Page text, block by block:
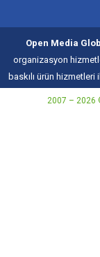
Open Media
organizasyon
baskılı ürün hizmetleri
2007 – 2026